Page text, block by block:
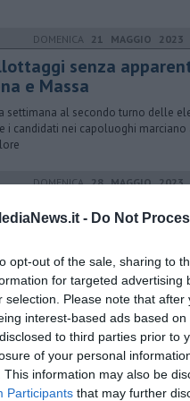
- Do Not
opt-out of the sale, sharing to
for targeted
selection. Please note that
interest-based ads based
to third parties prior to
of your personal
This information may also be
Participants that may further
DOMENICA 21 MAGGIO 2023
senza
e Massa
settimana al secondo turno delle
i candidati nei capoluoghi
DOMENICA28 MAGGIO 2023
seggi aperti
città toscane
Pisa, Siena e ancora a Campi
di nuovo alle urne per il secondo
VENERDÌ24 GENNAIO 2025
cinematografico
in anteprima al Cinema La
Città”, cinque storie e cinque